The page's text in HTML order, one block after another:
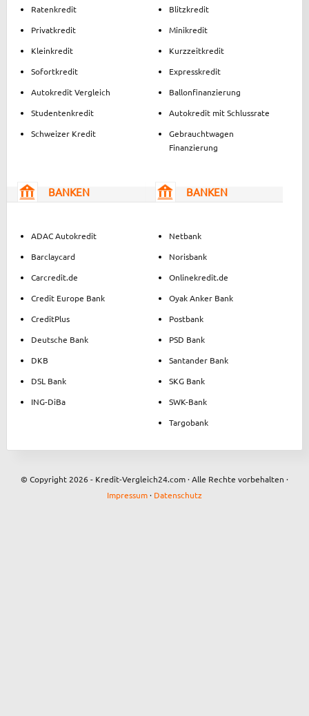
Ratenkredit
Privatkredit
Kleinkredit
Sofortkredit
Autokredit Vergleich
Studentenkredit
Schweizer Kredit
Blitzkredit
Minikredit
Kurzzeitkredit
Expresskredit
Ballonfinanzierung
Autokredit mit Schlussrate
Gebrauchtwagen
Finanzierung
BANKEN
ADAC Autokredit
Barclaycard
Carcredit.de
Credit Europe Bank
CreditPlus
Deutsche Bank
DKB
DSL Bank
ING-DiBa
BANKEN
Netbank
Norisbank
Onlinekredit.de
Oyak Anker Bank
Postbank
PSD Bank
Santander Bank
SKG Bank
SWK-Bank
Targobank
© Copyright 2026 - Kredit-Vergleich24.com · Alle Rechte vorbehalten ·
Impressum· Datenschutz